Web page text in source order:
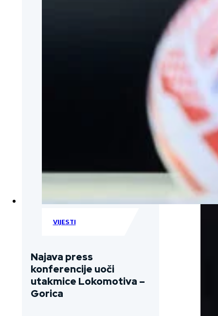
VIJESTI
Najava press
konferencije uoči
utakmice Lokomotiva –
Gorica